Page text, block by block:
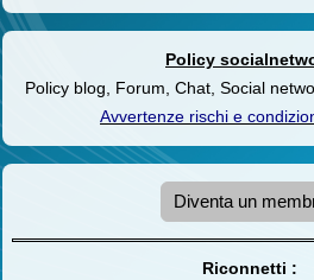
Policy
Policy blog, Forum, Chat, Social
Avvertenze rischi e
Diventa un
Riconnetti :